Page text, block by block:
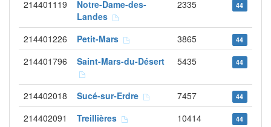
214401119
Notre-Dame-des-
Landes
2335 44
214401226 Petit-Mars 3865 44
214401796 Saint-Mars-du-Désert 5435 44
214402018 Sucé-sur-Erdre 7457 44
214402091 Treillières 10414 44